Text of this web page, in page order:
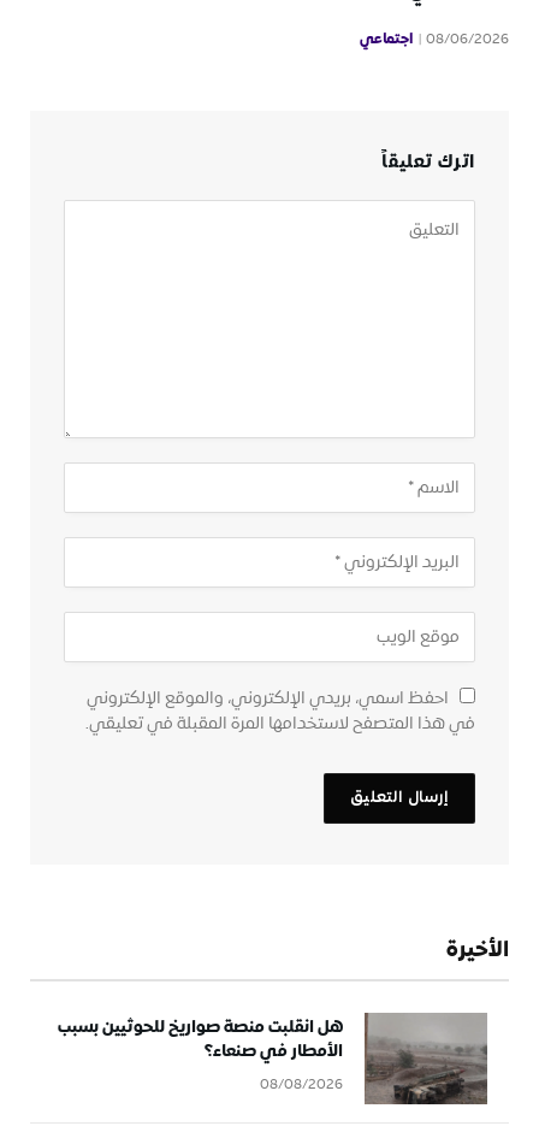
08/06/2026 اجتماعي
اترك تعليقاً
احفظ اسمي، بريدي الإلكتروني، والموقع الإلكتروني
في هذا المتصفح لاستخدامها المرة المقبلة في تعليقي.
الأخيرة
هل انقلبت منصة صواريخ للحوثيين بسبب
الأمطار في صنعاء؟
08/08/2026